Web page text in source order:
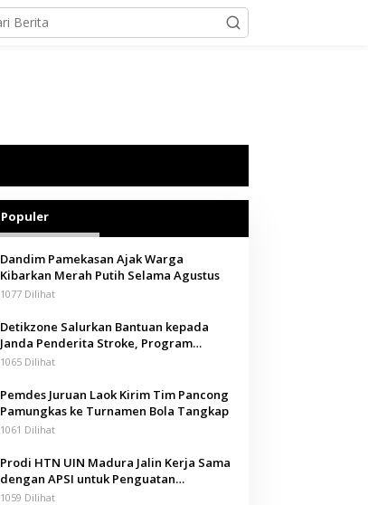
Populer
Dandim Pamekasan Ajak Warga
Kibarkan Merah Putih Selama Agustus
1077 Dilihat
Detikzone Salurkan Bantuan kepada
Janda Penderita Stroke, Program
Berbagi Masuki Hari ke-61
1065 Dilihat
Pemdes Juruan Laok Kirim Tim Pancong
Pamungkas ke Turnamen Bola Tangkap
1061 Dilihat
Prodi HTN UIN Madura Jalin Kerja Sama
dengan APSI untuk Penguatan
Kompetensi Mahasiswa
1059 Dilihat